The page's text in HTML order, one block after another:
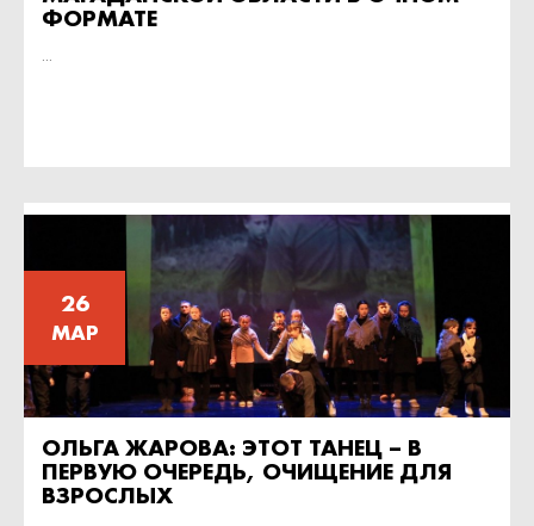
ФОРМАТЕ
...
26
МАР
ОЛЬГА ЖАРОВА: ЭТОТ ТАНЕЦ – В
ПЕРВУЮ ОЧЕРЕДЬ, ОЧИЩЕНИЕ ДЛЯ
ВЗРОСЛЫХ